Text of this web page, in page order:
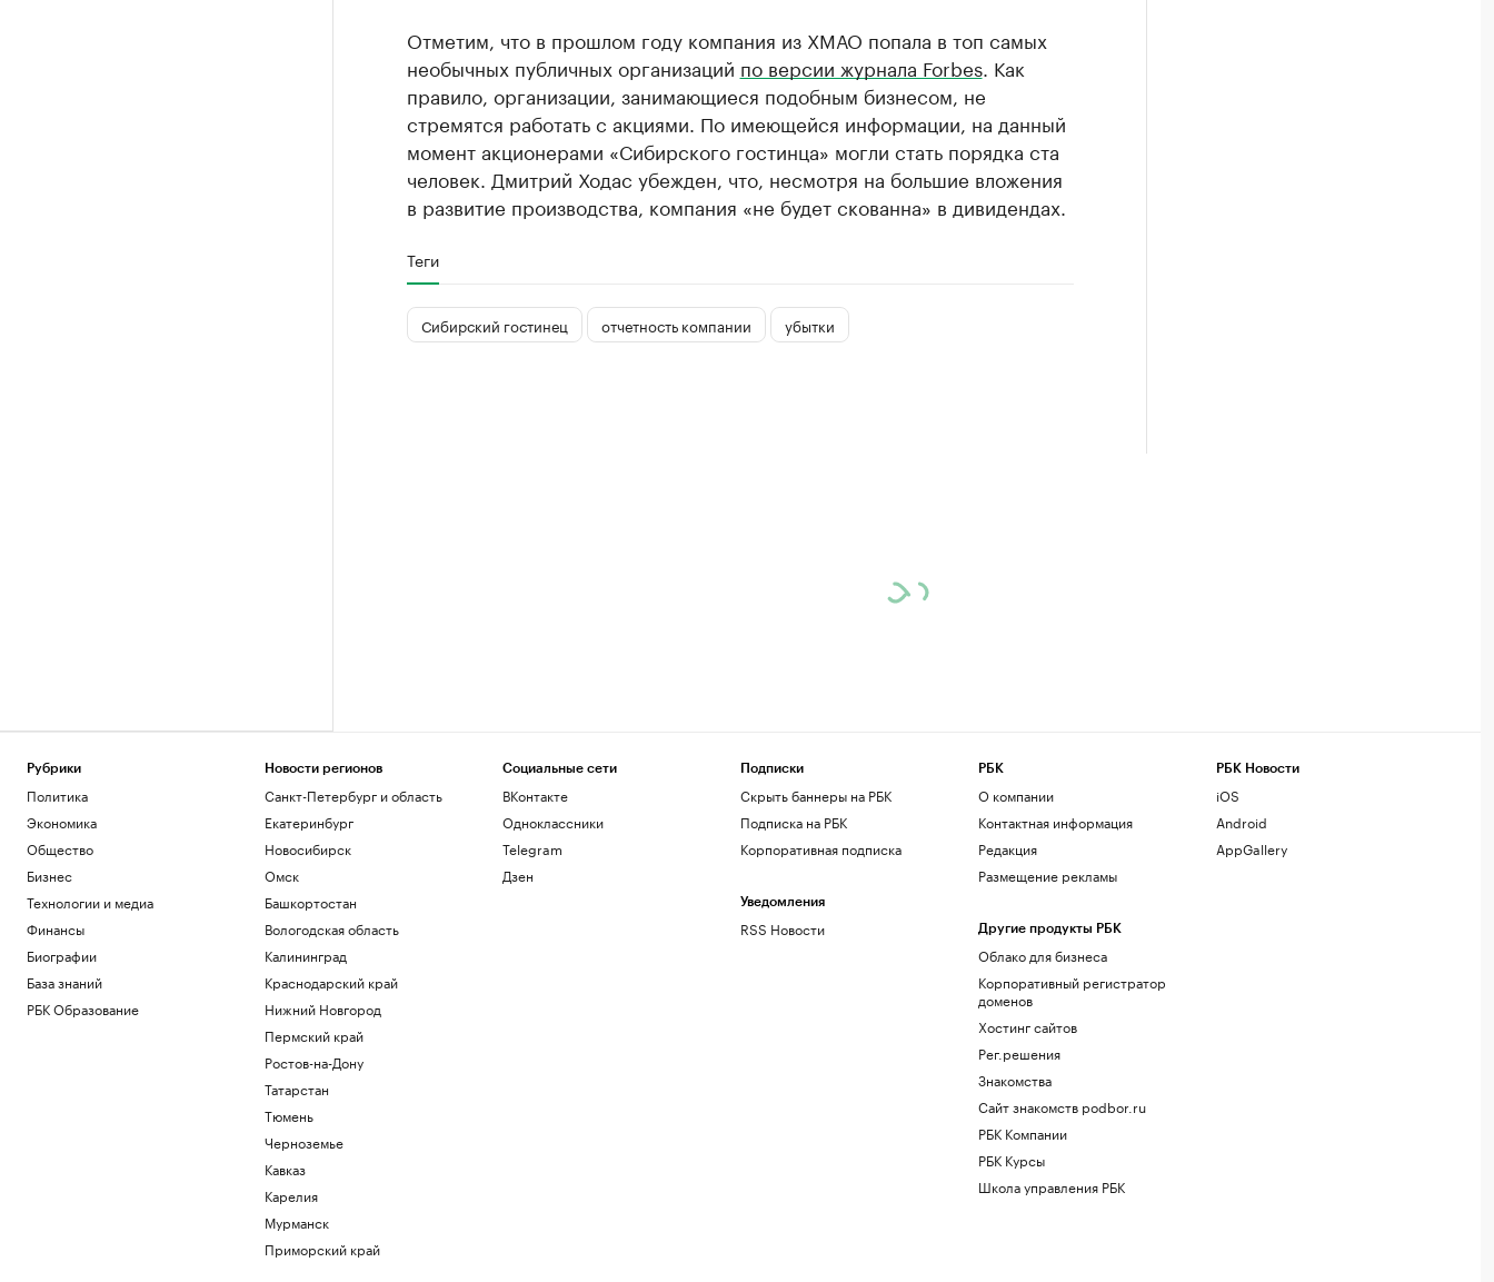
Отметим, что в прошлом году компания из ХМАО попала в топ самых
необычных публичных организаций по версии журнала Forbes. Как
правило, организации, занимающиеся подобным бизнесом, не
стремятся работать с акциями. По имеющейся информации, на данный
момент акционерами «Сибирского гостинца» могли стать порядка ста
человек. Дмитрий Ходас убежден, что, несмотря на большие вложения
в развитие производства, компания «не будет скованна» в дивидендах.
Теги
Сибирский гостинец отчетность компании убытки
Рубрики
Политика
Экономика
Общество
Бизнес
Технологии и медиа
Финансы
Биографии
База знаний
РБК Образование
Новости регионов
Санкт-Петербург и область
Екатеринбург
Новосибирск
Омск
Башкортостан
Вологодская область
Калининград
Краснодарский край
Нижний Новгород
Пермский край
Ростов-на-Дону
Татарстан
Тюмень
Черноземье
Кавказ
Карелия
Мурманск
Приморский край
Социальные сети
ВКонтакте
Одноклассники
Telegram
Дзен
Подписки
Скрыть баннеры на РБК
Подписка на РБК
Корпоративная подписка
Уведомления
RSS Новости
РБК
О компании
Контактная информация
Редакция
Размещение рекламы
Другие продукты РБК
Облако для бизнеса
Корпоративный регистратор
доменов
Хостинг сайтов
Рег.решения
Знакомства
Сайт знакомств podbor.ru
РБК Компании
РБК Курсы
Школа управления РБК
РБК Новости
iOS
Android
AppGallery